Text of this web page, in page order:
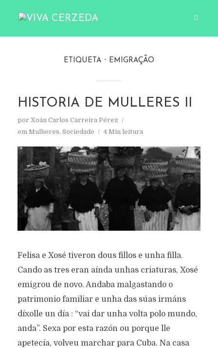
ETIQUETA EMIGRAÇÃO
HISTORIA DE MULLERES II
por Xoán Carlos Carreira Pérez
em Mulheres, Sociedade 4 Min leitura
Felisa e Xosé tiveron dous fillos e unha filla.
Cando as tres eran aínda unhas criaturas, Xosé
emigrou de novo. Andaba malgastando o
patrimonio familiar e unha das súas irmáns
díxolle un día : “vai dar unha volta polo mundo,
anda”. Sexa por esta razón ou porque lle
apetecía, volveu marchar para Cuba. Na casa